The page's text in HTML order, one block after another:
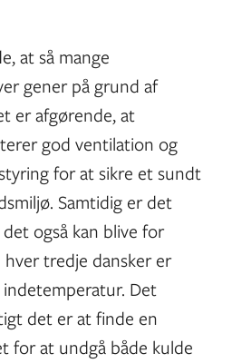
at så mange
gener på grund af
er afgørende, at
god ventilation og
for at sikre et sundt
Samtidig er det
også kan blive for
tredje dansker er
Det
det er at finde en
for at undgå både kulde